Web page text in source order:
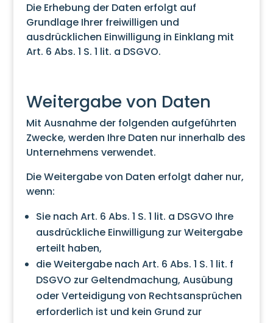
Die Erhebung der Daten erfolgt auf
Grundlage Ihrer freiwilligen und
ausdrücklichen Einwilligung in Einklang mit
Art. 6 Abs. 1 S. 1 lit. a DSGVO.
Weitergabe von Daten
Mit Ausnahme der folgenden aufgeführten
Zwecke, werden Ihre Daten nur innerhalb des
Unternehmens verwendet.
Die Weitergabe von Daten erfolgt daher nur,
wenn:
Sie nach Art. 6 Abs. 1 S. 1 lit. a DSGVO Ihre
ausdrückliche Einwilligung zur Weitergabe
erteilt haben,
die Weitergabe nach Art. 6 Abs. 1 S. 1 lit. f
DSGVO zur Geltendmachung, Ausübung
oder Verteidigung von Rechtsansprüchen
erforderlich ist und kein Grund zur